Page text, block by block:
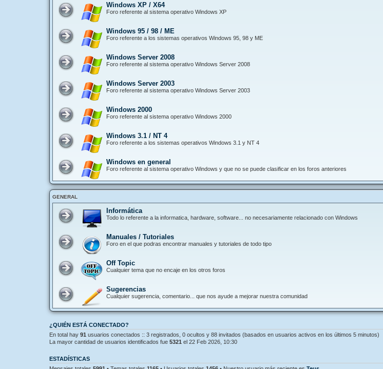
Windows XP / X64
Foro referente al sistema operativo Windows XP
Windows 95 / 98 / ME
Foro referente a los sistemas operativos Windows 95, 98 y ME
Windows Server 2008
Foro referente al sistema operativo Windows Server 2008
Windows Server 2003
Foro referente al sistema operativo Windows Server 2003
Windows 2000
Foro referente al sistema operativo Windows 2000
Windows 3.1 / NT 4
Foro referente a los sistemas operativos Windows 3.1 y NT 4
Windows en general
Foro referente al sistema operativo Windows y que no se puede clasificar en los foros anteriores
GENERAL
Informática
Todo lo referente a la informatica, hardware, software... no necesariamente relacionado con Windows
Manuales / Tutoriales
Foro en el que podras encontrar manuales y tutoriales de todo tipo
Off Topic
Cualquier tema que no encaje en los otros foros
Sugerencias
Cualquier sugerencia, comentario... que nos ayude a mejorar nuestra comunidad
¿QUIÉN ESTÁ CONECTADO?
En total hay 91 usuarios conectados :: 3 registrados, 0 ocultos y 88 invitados (basados en usuarios activos en los últimos 5 minutos)
La mayor cantidad de usuarios identificados fue 5321 el 22 Feb 2026, 10:30
ESTADÍSTICAS